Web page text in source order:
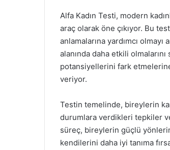
Alfa Kadın Testi, modern
araç olarak öne çıkıyor. Bu
anlamalarına yardımcı
alanında daha etkili
potansiyellerini fark
veriyor.
Testin temelinde, bireylerin
durumlara verdikleri tepkiler
süreç, bireylerin güçlü
kendilerini daha iyi tanıma